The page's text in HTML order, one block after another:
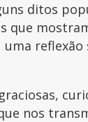
ditos
que
reflexão
nos